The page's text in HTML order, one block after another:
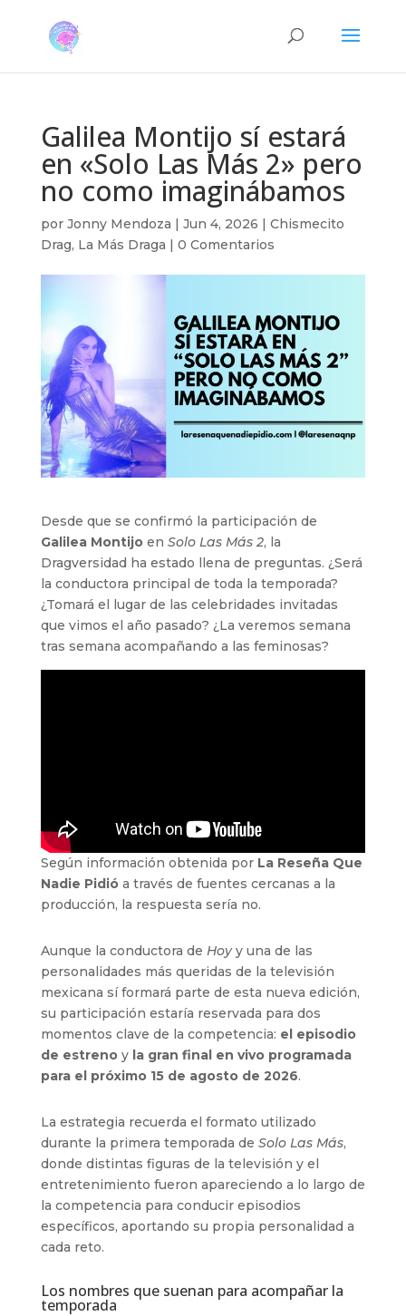
Galilea Montijo sí estará
en «Solo Las Más 2» pero
no como imaginábamos
por Jonny Mendoza | Jun 4, 2026 | Chismecito
Drag, La Más Draga | 0 Comentarios
Desde que se confirmó la participación de
Galilea Montijoen Solo Las Más 2, la
Dragversidad ha estado llena de preguntas. ¿Será
la conductora principal de toda la temporada?
¿Tomará el lugar de las celebridades invitadas
que vimos el año pasado? ¿La veremos semana
tras semana acompañando a las feminosas?
Según información obtenida por La Reseña Que
Nadie Pidióa través de fuentes cercanas a la
producción, la respuesta sería no.
Aunque la conductora de Hoyy una de las
personalidades más queridas de la televisión
mexicana sí formará parte de esta nueva edición,
su participación estaría reservada para dos
momentos clave de la competencia: el episodio
de estrenoy la gran final en vivo programada
para el próximo 15 de agosto de 2026.
La estrategia recuerda el formato utilizado
durante la primera temporada de Solo Las Más,
donde distintas figuras de la televisión y el
entretenimiento fueron apareciendo a lo largo de
la competencia para conducir episodios
específicos, aportando su propia personalidad a
cada reto.
Los nombres que suenan para acompañar la
temporada